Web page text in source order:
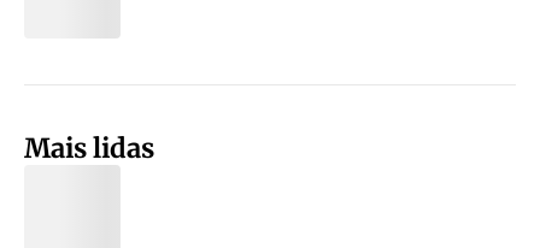
Mais lidas